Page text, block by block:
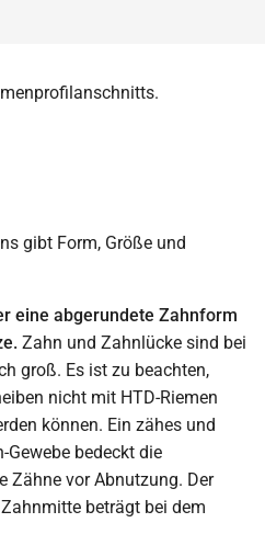
gibt Form, Größe und
eine abgerundete Zahnform
Zahn und Zahnlücke sind bei
groß. Es ist zu beachten,
nicht mit HTD-Riemen
können. Ein zähes und
bedeckt die
Zähne vor Abnutzung. Der
beträgt bei dem